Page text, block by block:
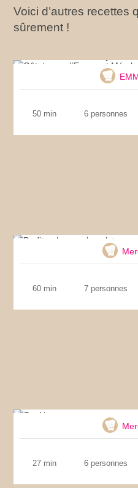
Voici d’autres recettes
sûrement !
50 min 6 personnes
60 min 7 personnes
27 min 6 personnes